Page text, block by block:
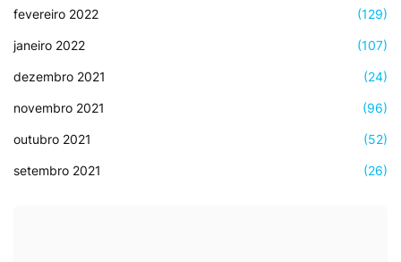
fevereiro 2022 (129)
janeiro 2022 (107)
dezembro 2021 (24)
novembro 2021 (96)
outubro 2021 (52)
setembro 2021 (26)